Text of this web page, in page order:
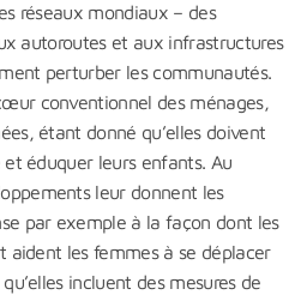
réseaux mondiaux – des
autoroutes et aux infrastructures
perturber les communautés.
conventionnel des ménages,
étant donné qu’elles doivent
éduquer leurs enfants. Au
leur donnent les
par exemple à la façon dont les
aident les femmes à se déplacer
incluent des mesures de